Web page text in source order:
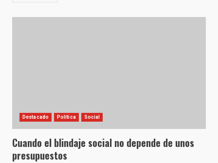
Destacado Política Social
Cuando el blindaje social no depende de unos
presupuestos